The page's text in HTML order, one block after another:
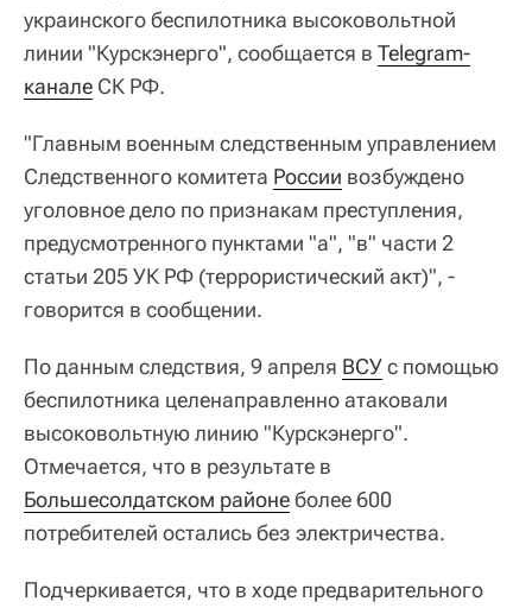
украинского беспилотника высоковольтной
линии "Курскэнерго", сообщается в Telegram-
канале СК РФ.
"Главным военным следственным управлением
Следственного комитета России возбуждено
уголовное дело по признакам преступления,
предусмотренного пунктами "а", "в" части 2
статьи 205 УК РФ (террористический акт)", -
говорится в сообщении.
По данным следствия, 9 апреля ВСУс помощью
беспилотника целенаправленно атаковали
высоковольтную линию "Курскэнерго".
Отмечается, что в результате в
Большесолдатском районеболее 600
потребителей остались без электричества.
Подчеркивается, что в ходе предварительного